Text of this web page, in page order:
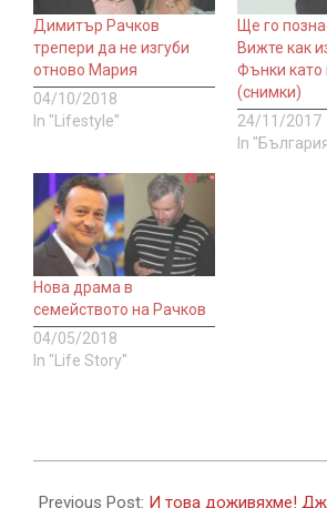
Димитър Рачков
трепери да не изгуби
отново Мария
04/10/2018
In "Lifestyle"
Ще го
Вижте как
Фънки като
(снимки)
24/11/2017
In
Нова драма в
семейството на Рачков
04/05/2018
In "Life Story"
04-
Previous Post: И това доживяхме!